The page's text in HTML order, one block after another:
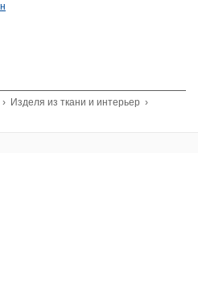
› Изделя из ткани и интерьер ›